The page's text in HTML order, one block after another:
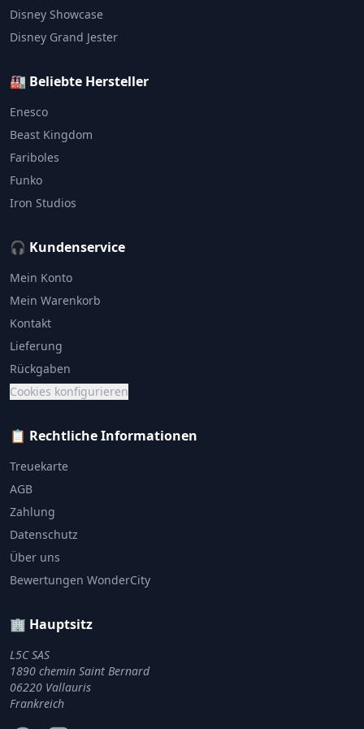
Disney Showcase
Disney Grand Jester
🏭 Beliebte Hersteller
Enesco
Beast Kingdom
Fariboles
Funko
Iron Studios
🎧 Kundenservice
Mein Konto
Mein Warenkorb
Kontakt
Lieferung
Rückgaben
Cookies konfigurieren
📋 Rechtliche Informationen
Treuekarte
AGB
Zahlung
Datenschutz
Über uns
Bewertungen WonderCity
🏢 Hauptsitz
L5C SAS
1890 chemin Saint Bernard
06220 Vallauris
Frankreich